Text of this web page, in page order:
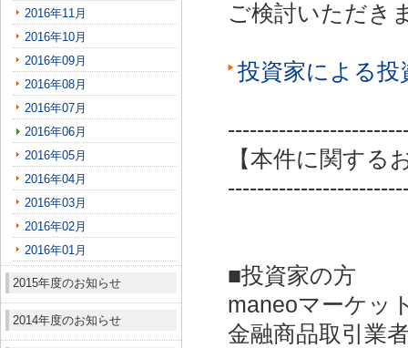
2016年11月
2016年10月
2016年09月
2016年08月
2016年07月
2016年06月
2016年05月
2016年04月
2016年03月
2016年02月
2016年01月
2015年度のお知らせ
2014年度のお知らせ
ご検討いただき
投資家による
【本件に関する
■投資家の方
maneoマーケッ
金融商品取引業